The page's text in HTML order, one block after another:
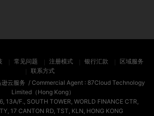
常见问题 注册模式 银行汇款
区域服务
联系方式
云服务 / Commercial Agent : 87Cloud Technology
Limited（Hong Kong）
13A/F., SOUTH TOWER, WORLD FINANCE CTR,
17 CANTON RD, TST, KLN, HONG KONG